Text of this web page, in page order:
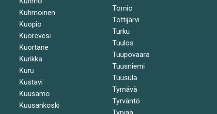
Kuhmoinen
Kuopio
Kuorevesi
Kuortane
Kurikka
Kuru
Kustavi
Kuusamo
Kuusankoski
Tornio
Tottijärvi
Turku
Tuulos
Tuupovaara
Tuusniemi
Tuusula
Tyrnävä
Tyrväntö